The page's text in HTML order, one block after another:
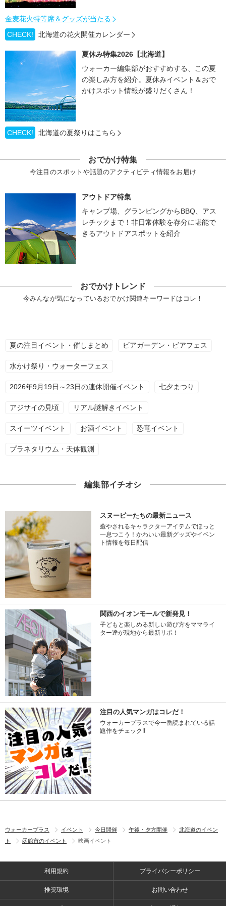
金麦花火特等席＆グッズが当たる
CHECK!
北海道の花火開催カレンダー
夏休み特集2026【北海道】
ウォーカー編集部がおすすめする、この夏
の楽しみ方を紹介。夏休みイベント＆おで
かけスポット情報が盛りだくさん！
CHECK! 北海道の夏祭りはこちら
おでかけ特集
今注目のスポットや話題のアクティビティ情報をお届け
アウトドア特集
キャンプ場、グランピングからBBQ、アス
レチックまで！非日常体験を存分に堪能で
きるアウトドアスポットを紹介
おでかけトレンド
今みんなが気になっているおでかけ関連キーワードはコレ！
夏の注目イベント・催しまとめ ビアガーデン・ビアフェス
水かけ祭り・ウォーターフェス
2026年9月19日～23日の連休開催イベント 七夕まつり
アジサイの見頃 リアル謎解きイベント
スイーツイベント お酒イベント 恐竜イベント
プラネタリウム・天体観測
編集部イチオシ
スヌーピーたちの最新ニュース
癒やされるキャラクターアイテムでほっと
一息つこう！かわいい最新グッズやイベン
ト情報を毎日配信
関西のイオンモールで新発見！
子どもと楽しめる新しい遊び方をママライ
ター達が現地から最新リポ！
注目の人気マンガはコレだ！
ウォーカープラスで今一番読まれている話
題作をチェック!!
ウォーカープラス イベント 今日開催 午後・夕方開催
北海道のイベン
ト
函館市のイベント 映画イベント
利用規約 プライバシーポリシー
推奨環境 お問い合わせ